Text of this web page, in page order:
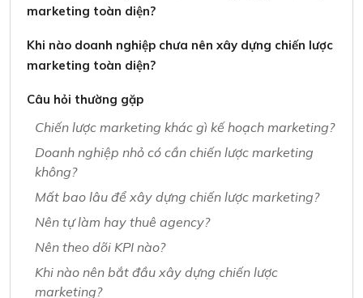
marketing toàn diện?
Khi nào doanh nghiệp chưa nên xây dựng chiến lược
marketing toàn diện?
Câu hỏi thường gặp
Chiến lược marketing khác gì kế hoạch marketing?
Doanh nghiệp nhỏ có cần chiến lược marketing
không?
Mất bao lâu để xây dựng chiến lược marketing?
Nên tự làm hay thuê agency?
Nên theo dõi KPI nào?
Khi nào nên bắt đầu xây dựng chiến lược
marketing?